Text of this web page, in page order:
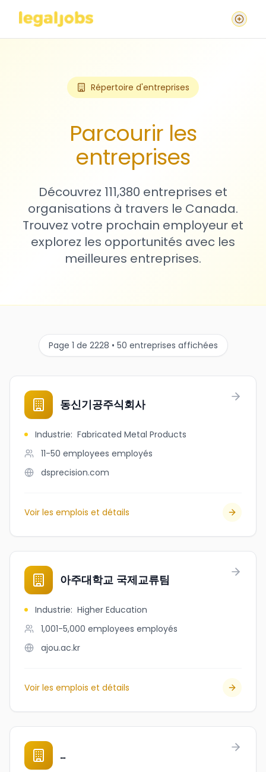
Répertoire d'entreprises
Parcourir les
entreprises
Découvrez 111,380 entreprises et
organisations à travers le Canada.
Trouvez votre prochain employeur et
explorez les opportunités avec les
meilleures entreprises.
Page 1 de 2228 • 50 entreprises affichées
동신기공주식회사
Industrie: Fabricated Metal Products
11-50 employees employés
dsprecision.com
Voir les emplois et détails
아주대학교 국제교류팀
Industrie: Higher Education
1,001-5,000 employees employés
ajou.ac.kr
Voir les emplois et détails
…